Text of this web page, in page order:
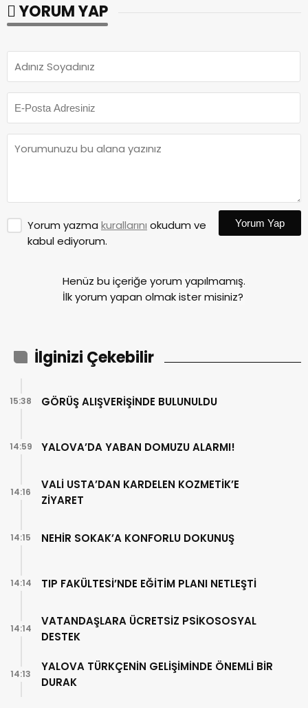
YORUM YAP
Yorum yazma kurallarını okudum ve
kabul ediyorum.
Yorum Yap
Henüz bu içeriğe yorum yapılmamış.
İlk yorum yapan olmak ister misiniz?
İlginizi Çekebilir
GÖRÜŞ ALIŞVERİŞİNDE BULUNULDU
15:38
YALOVA’DA YABAN DOMUZU ALARMI!
14:59
VALİ USTA’DAN KARDELEN KOZMETİK’E
ZİYARET
14:16
NEHİR SOKAK’A KONFORLU DOKUNUŞ
14:15
TIP FAKÜLTESİ’NDE EĞİTİM PLANI NETLEŞTİ
14:14
VATANDAŞLARA ÜCRETSİZ PSİKOSOSYAL
DESTEK
14:14
YALOVA TÜRKÇENİN GELİŞİMİNDE ÖNEMLİ BİR
DURAK
14:13